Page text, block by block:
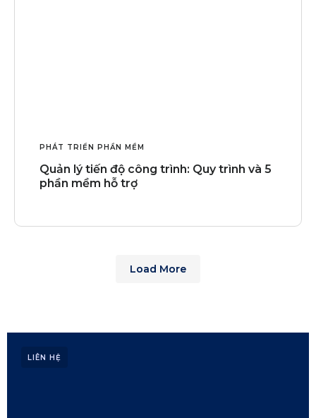
PHÁT TRIỂN PHẦN MỀM
Quản lý tiến độ công trình: Quy trình và 5
phần mềm hỗ trợ
Load More
LIÊN HỆ